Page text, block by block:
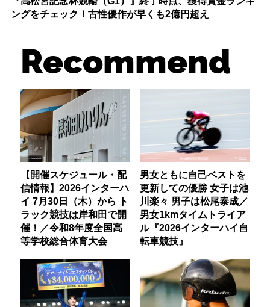
ングをチェック！古性優作が早くも2億円超え
Recommend
【開催スケジュール・配
信情報】2026インターハ
イ 7月30日（木）から ト
ラック競技は岸和田で開
催！／令和8年度全国高
等学校総合体育大会
男女ともに自己ベストを
更新しての優勝 女子は池
川楽々 男子は松尾泰成／
男女1kmタイムトライア
ル『2026インターハイ自
転車競技』